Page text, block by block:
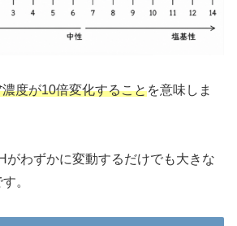
度が10倍変化することを意味しま
がわずかに変動するだけでも大きな
。